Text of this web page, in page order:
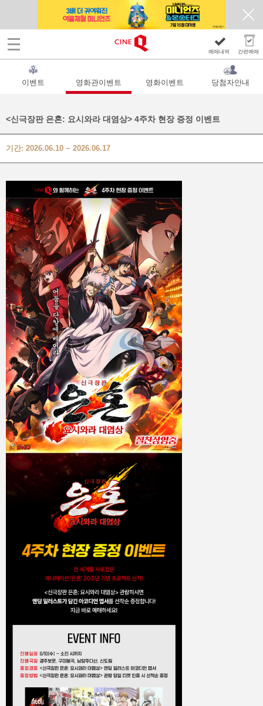
간편예매
예매내역
이벤트 영화관이벤트 영화이벤트 당첨자안내
<신극장판 은혼: 요시와라 대염상> 4주차 현장 증정 이벤트
기간: 2026.06.10 ~ 2026.06.17